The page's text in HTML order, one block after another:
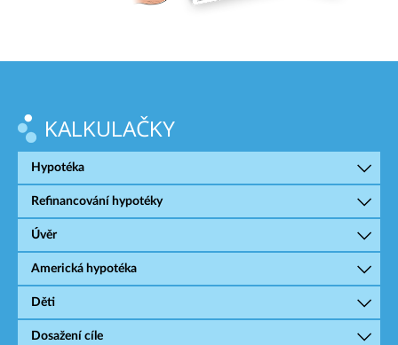
KALKULAČKY
Hypotéka
Refinancování hypotéky
Úvěr
Americká hypotéka
Děti
Dosažení cíle